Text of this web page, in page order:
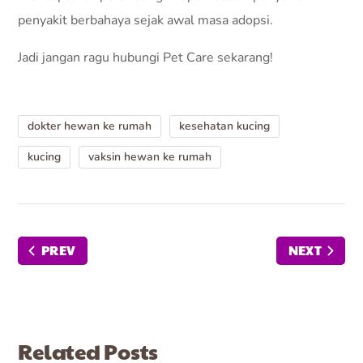
penyakit berbahaya sejak awal masa adopsi.
Jadi jangan ragu hubungi Pet Care sekarang!
dokter hewan ke rumah
kesehatan kucing
kucing
vaksin hewan ke rumah
PREV NEXT
Related Posts